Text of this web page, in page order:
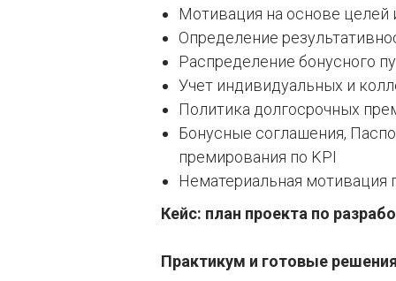
Мотивация на основе целей
Определение
Распределение бонусного
Учет индивидуальных и
Политика долгосрочных
Бонусные соглашения,
премирования по KPI
Нематериальная мотивация
Кейс: план проекта по
Практикум и готовые